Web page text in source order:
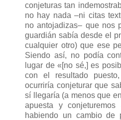
conjeturas tan
no hay nada –ni citas
no antojadizas– que nos
guardián sabía desde el
cualquier otro) que ese
Siendo así, no podía
lugar de «[no sé,] es
con el resultado
ocurriría conjeturar que
sí llegaría (a menos que
apuesta y conjeturemos
habiendo un cambio